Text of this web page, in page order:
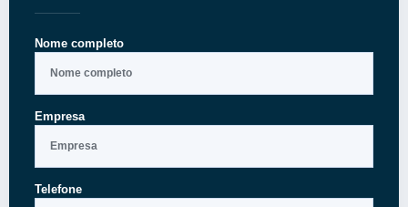
Nome completo
Empresa
Telefone